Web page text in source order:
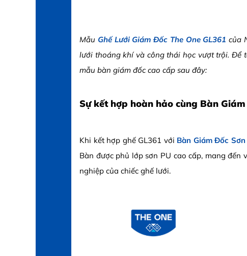
Mẫu Ghế Lưới Giám Đốc The One GL361 của
lưới thoáng khí và công thái học vượt trội. Để
mẫu bàn giám đốc cao cấp sau đây:
Sự kết hợp hoàn hảo cùng Bàn
Khi kết hợp ghế GL361 với Bàn Giám Đốc
Bàn được phủ lớp sơn PU cao cấp, mang
nghiệp của chiếc ghế lưới.